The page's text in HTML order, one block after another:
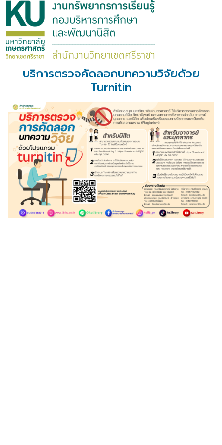
บริการตรวจคัดลอกบทความวิจัยด้วย
Turnitin